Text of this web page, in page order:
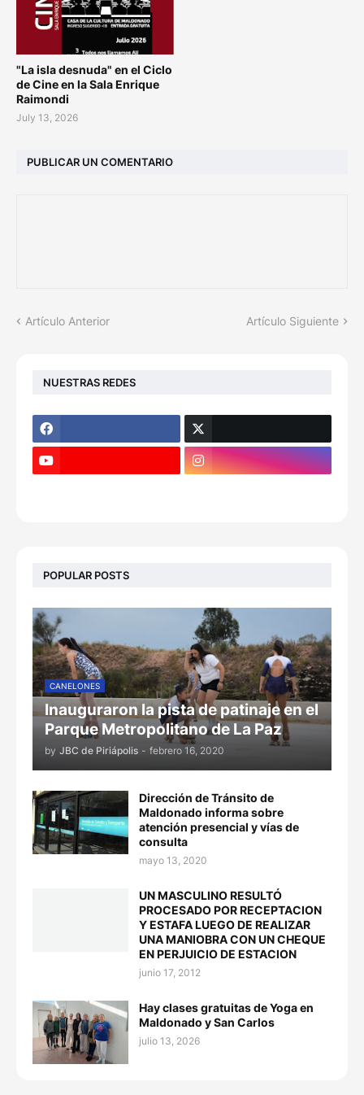
"La isla desnuda" en el Ciclo
de Cine en la Sala Enrique
Raimondi
July 13, 2026
PUBLICAR UN COMENTARIO
Artículo Anterior Artículo Siguiente
NUESTRAS REDES
POPULAR POSTS
CANELONES
Inauguraron la pista de patinaje en el
Parque Metropolitano de La Paz
by JBC de Piriápolis - febrero 16, 2020
Dirección de Tránsito de
Maldonado informa sobre
atención presencial y vías de
consulta
mayo 13, 2020
UN MASCULINO RESULTÓ
PROCESADO POR RECEPTACION
Y ESTAFA LUEGO DE REALIZAR
UNA MANIOBRA CON UN CHEQUE
EN PERJUICIO DE ESTACION
junio 17, 2012
Hay clases gratuitas de Yoga en
Maldonado y San Carlos
julio 13, 2026